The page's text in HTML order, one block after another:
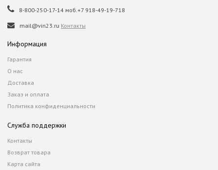
8-800-250-17-14 моб.+7 918-49-19-718
mail@vin23.ru Контакты
Информация
Гарантия
О нас
Доставка
Заказ и оплата
Политика конфиденциальности
Служба поддержки
Контакты
Возврат товара
Карта сайта